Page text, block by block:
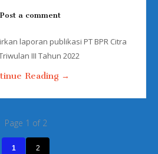
Post a comment
laporan publikasi PT BPR Citra
III Tahun 2022
Reading →
Page 1 of 2
1 2